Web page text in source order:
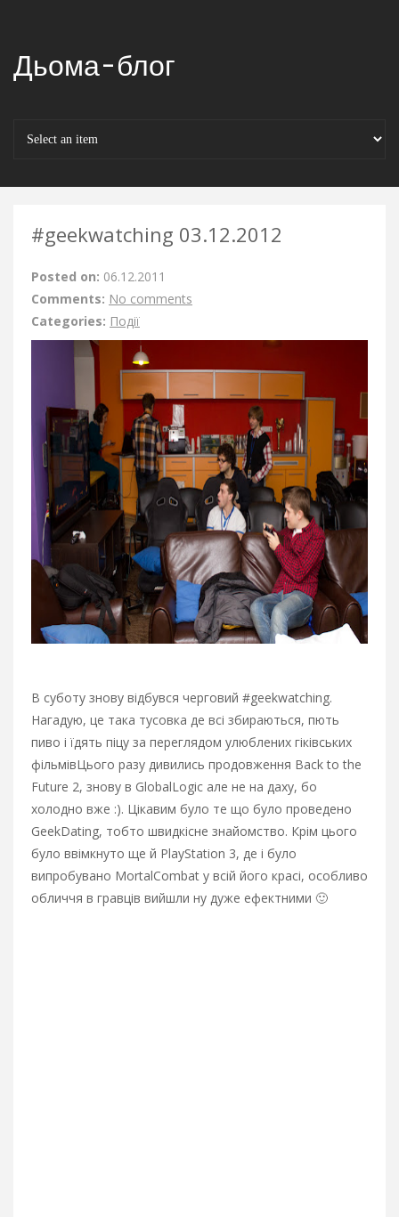
Дьома-блог
#geekwatching 03.12.2012
Posted on: 06.12.2011
Comments: No comments
Categories: Події
В суботу знову відбувся черговий #geekwatching.
Нагадую, це така тусовка де всі збираються, пють
пиво і їдять піцу за переглядом улюблених гіківських
фільмівЦього разу дивились продовження Back to the
Future 2, знову в GlobalLogic але не на даху, бо
холодно вже :). Цікавим було те що було проведено
GeekDating, тобто швидкісне знайомство. Крім цього
було ввімкнуто ще й PlayStation 3, де і було
випробувано MortalCombat у всій його красі, особливо
обличчя в гравців вийшли ну дуже ефектними 🙂